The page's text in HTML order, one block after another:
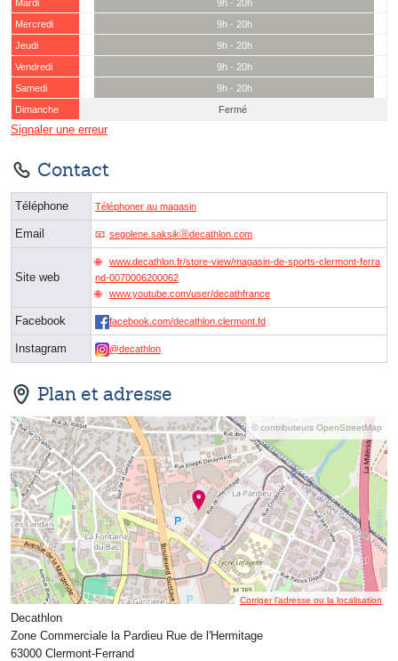
Mardi
9h - 20h
Mercredi
9h - 20h
Jeudi
9h - 20h
Vendredi
9h - 20h
Samedi
9h - 20h
Dimanche
Fermé
Signaler une erreur
Contact
Téléphone Téléphoner au magasin
Email segolene.saksikⓐdecathlon.com
Site web
www.decathlon.fr/store-view/magasin-de-sports-clermont-ferra
nd-0070006200062
www.youtube.com/user/decathfrance
Facebook facebook.com/decathlon.clermont.fd
Instagram @decathlon
Plan et adresse
© contributeurs OpenStreetMap
Corriger l’adresse ou la localisation
Decathlon
Zone Commerciale la Pardieu Rue de l'Hermitage
63000 Clermont-Ferrand